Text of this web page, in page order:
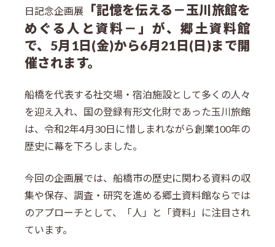
日記念企画展
「記憶を伝える－玉川旅館を
めぐる人と資料－」が、郷土資料館
で、5月1日(金)から6月21日(日)まで開
催されます。
船橋を代表する社交場・宿泊施設として多くの人々
を迎え入れ、国の登録有形文化財であった玉川旅館
は、令和2年4月30日に惜しまれながら創業100年の
歴史に幕を下ろしました。
今回の企画展では、船橋市の歴史に関わる資料の収
集や保存、調査・研究を進める郷土資料館ならでは
のアプローチとして、「人」と「資料」に注目され
ています。